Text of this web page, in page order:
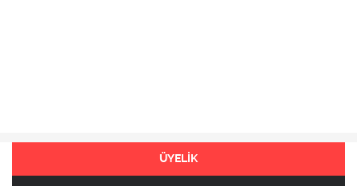
ÜYELİK